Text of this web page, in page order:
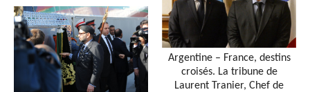
Argentine – France, destins
croisés. La tribune de
Laurent Tranier, Chef de